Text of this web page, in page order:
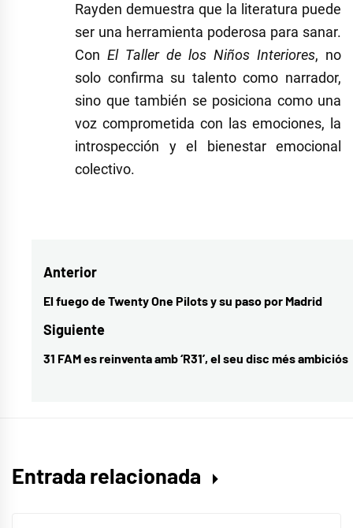
Rayden demuestra que la literatura puede
ser una herramienta poderosa para sanar.
Con El Taller de los Niños Interiores, no
solo confirma su talento como narrador,
sino que también se posiciona como una
voz comprometida con las emociones, la
introspección y el bienestar emocional
colectivo.
Navegación
de
entradas
Anterior
Entrada
anterior:
El fuego de Twenty One Pilots y su paso por Madrid
Siguiente
Entrada
31 FAM es reinventa amb ‘R31’, el seu disc més ambiciós
Entrada relacionada